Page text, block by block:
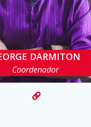
DARMITON
Coordenador
gdcc@cin.ufpe.br